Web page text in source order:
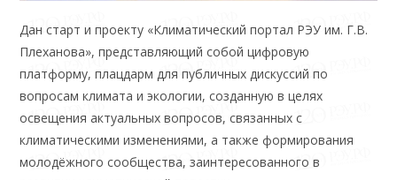
Дан старт и проекту «Климатический портал РЭУ им. Г.В.
Плеханова», представляющий собой цифровую
платформу, плацдарм для публичных дискуссий по
вопросам климата и экологии, созданную в целях
освещения актуальных вопросов, связанных с
климатическими изменениями, а также формирования
молодёжного сообщества, заинтересованного в